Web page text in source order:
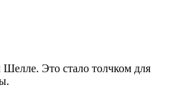
Это стало толчком для